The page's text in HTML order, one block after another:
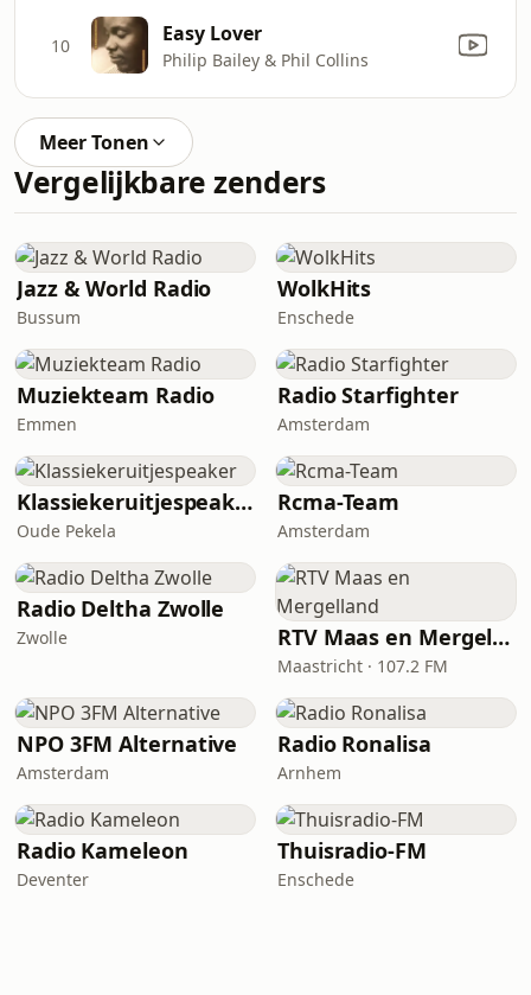
10 Easy Lover
Philip Bailey & Phil Collins
Meer Tonen
Vergelijkbare zenders
Jazz & World Radio
Bussum
WolkHits
Enschede
Muziekteam Radio
Emmen
Radio Starfighter
Amsterdam
Klassiekeruitjespeaker
Oude Pekela
Rcma-Team
Amsterdam
Radio Deltha Zwolle
Zwolle RTV Maas en Mergelland
Maastricht · 107.2 FM
NPO 3FM Alternative
Amsterdam
Radio Ronalisa
Arnhem
Radio Kameleon
Deventer
Thuisradio-FM
Enschede